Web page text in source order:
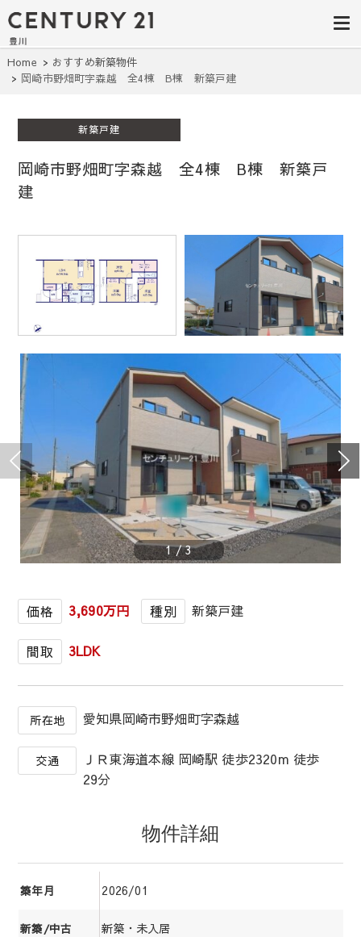
豊田市の中古
住宅・土地・
リノベ物件探
リー21豊川
建て・土地探しはセンチュリー21豊
川へ。豊田市内の最新物件情報を随
時更新中！駅近、建築条件無し、ペ
ット可、学区別など、お客様のこだ
わり条件に合わせて理想の物件を簡
Home
おすすめ新築物件
岡崎市野畑町字森越 全4棟 B棟 新築戸建
新築戸建
岡崎市野畑町字森越 全4棟 B棟 新築戸
建
1/3
価格 3,690万円 種別 新築戸建
間取 3LDK
所在地 愛知県岡崎市野畑町字森越
交通
ＪＲ東海道本線 岡崎駅 徒歩2320m 徒歩
29分
物件詳細
築年月 2026/01
新築/中古 新築・未入居